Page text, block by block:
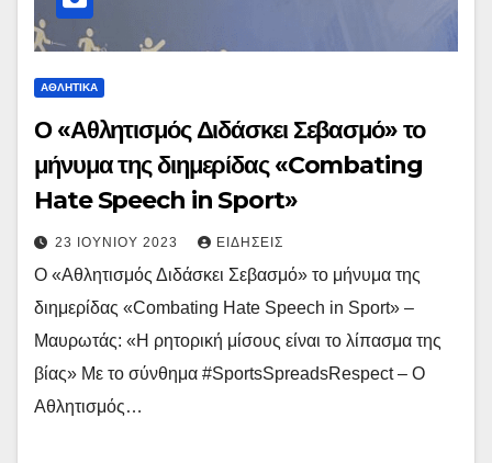
ΑΘΛΗΤΙΚΆ
Ο «Αθλητισμός Διδάσκει Σεβασμό» το
μήνυμα της διημερίδας «Combating
Hate Speech in Sport»
23 ΙΟΥΝΊΟΥ 2023 ΕΙΔΉΣΕΙΣ
Ο «Αθλητισμός Διδάσκει Σεβασμό» το μήνυμα της
διημερίδας «Combating Hate Speech in Sport» –
Μαυρωτάς: «Η ρητορική μίσους είναι το λίπασμα της
βίας» Με το σύνθημα #SportsSpreadsRespect – Ο
Αθλητισμός…